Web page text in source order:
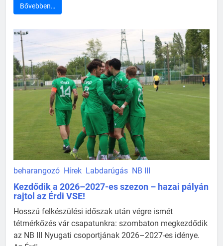
Bővebben…
beharangozó Hírek Labdarúgás NB III
Kezdődik a 2026–2027-es szezon – hazai pályán
rajtol az Érdi VSE!
Hosszú felkészülési időszak után végre ismét
tétmérkőzés vár csapatunkra: szombaton megkezdődik
az NB III Nyugati csoportjának 2026–2027-es idénye.